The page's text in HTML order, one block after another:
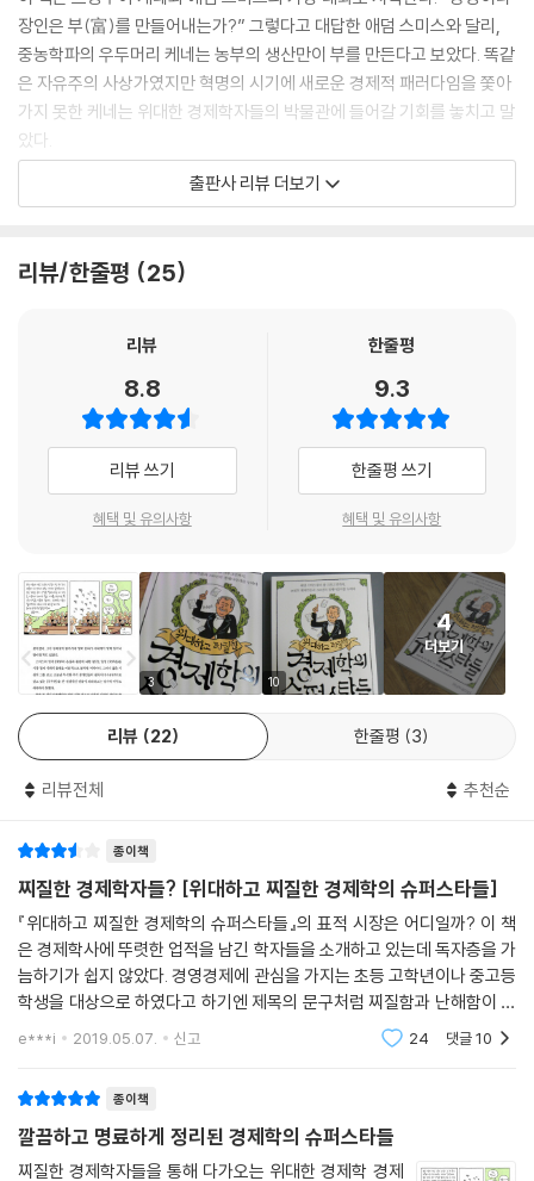
장인은 부(富)를 만들어내는가?” 그렇다고 대답한 애덤 스미스와 달리,
중농학파의 우두머리 케네는 농부의 생산만이 부를 만든다고 보았다. 똑같
은 자유주의 사상가였지만 혁명의 시기에 새로운 경제적 패러다임을 쫓아
가지 못한 케네는 위대한 경제학자들의 박물관에 들어갈 기회를 놓치고 말
았다.
케네와 스미스처럼, 경제학은 항상 수많은 갈림길 앞에 서 왔다. 고전학파,
증명한 ‘불가능성 정리’로 노벨 경제학상을 수상한 케네스 애로, 소련의 수
조지프 슘페터 등 경제사상은 서로를 자극하며 진화했다. 그래서 이 책은
고설켜 오늘날까지 어떻게 뻗어왔는지 보여 준다. 240년간 경제사상사에
서 35인의 경제 예언가들이 내놓은 아이디어들은 오늘날 우리에게도 풍
부한 영감을 줄 것이다.
2. 만화와 함께 만나는 괴짜 경제학자들
동료와 길을 걸으면서 철학 논쟁을 벌이다가 구덩이에 쏙 빠진 경제학의
시조 ‘애덤 스미스’, 사용할 그릇이 없어지면 그제야 살수용 호스로 설거지
를 했던 제도경제학의 선구자 ‘소스타인 베블런’, 눈을 감는 순간까지 샴페
인을 마음껏 마시지 못했다고 후회한 근대 경제학의 아인슈타인 ‘존 케인
스’, 신문만으로는 모자라서 블로그까지 동원해서 비난을 퍼부은 ‘폴 크루
그먼’ 등 경제학의 아버지들이라고 꼭 근엄하고 완벽하지만은 않았다.
경제학자들의 괴짜적 면모를 보여 주는 건 단순히 웃기기 위해서만은 아니
쌓고 일반인의 접근을 가로막았다. 이 책에 나오는 수식은 단 하나뿐이다.
M×V=P×T (벌써 머리가 지끈지끈하지 않은가?) 이 책은 누구나 쉽게 이
해할 수 있도록 수식 대신 만화를 활용했다. 경제학자의 삶과 이론을 간단
히 읽은 뒤 옆에 붙은 만화들을 보면 파레토의 80 대 20 법칙도, 맬서스의
인구론도 단번에 이해가 된다. 익살스러우면서도 신랄한 만화의 필치는 오
늘날의 관점에서 풍자와 패러디까지 더하며 독자들이 경제를 좀 더 친숙하
게 느낄 수 있도록 백방으로 분투한다.
- 현대 경제학자를 아우르며 오늘날의 경제 이슈와 만나다
1970년대 말에 한 역사학자가 경제학을 일컬어 ‘90퍼센트의 학자들이 살
출판사 리뷰 더보기
리뷰/한줄평 25
리뷰
8.8
리뷰 쓰기
혜택 및 유의사항
한줄평
9.3
한줄평 쓰기
혜택 및 유의사항
3 10
4
더보기
리뷰 22 한줄평 3
리뷰전체 추천순
종이책
찌질한 경제학자들? [위대하고 찌질한 경제학의 슈퍼스타들]
『위대하고 찌질한 경제학의 슈퍼스타들』의 표적 시장은 어디일까? 이 책
은 경제학사에 뚜렷한 업적을 남긴 학자들을 소개하고 있는데 독자층을 가
늠하기가 쉽지 않았다. 경영경제에 관심을 가지는 초등 고학년이나 중고등
학생을 대상으로 하였다고 하기엔 제목의 문구처럼 찌질함과 난해함이 엿
보이고, 그렇다고 대학생들의 전공 입문용이라 하기에는 핵심 내용이 턱없
e***i 2019.05.07. 신고 24 댓글10
종이책
깔끔하고 명료하게 정리된 경제학의 슈퍼스타들
찌질한 경제학자들을 통해 다가오는 위대한 경제학 경제